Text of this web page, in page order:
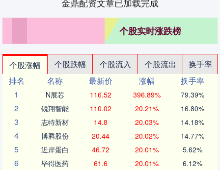
个股实时涨跌榜
个股涨幅 个股跌幅 个股流入 个股流出
换手率
排名
名称 最新价 涨幅
换手率
1
N展芯 116.52 396.89% 79.39%
2 锐翔智能 110.02 20.21% 16.80%
3 志特新材 14.8 20.03% 14.18%
4 博腾股份 20.44 20.02% 14.77%
5 近岸蛋白 46.72 20.01% 5.62%
6 毕得医药 61.6 20.01% 6.12%